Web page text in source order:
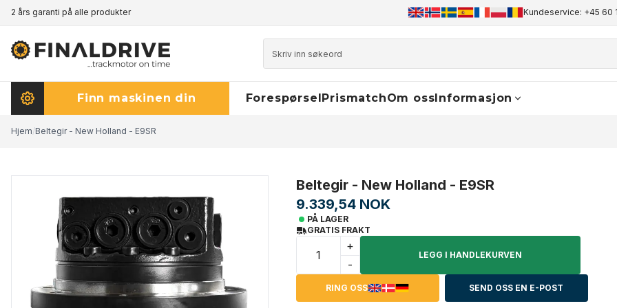
2 års garanti på alle produkterPrisgaranti - klikk her for å lese mer +45 60 17 81 50 info@finaldrive-trackmotors.com
Kundeservice: +45 60
Finn maskinen din ForespørselPrismatchOm ossInformasjon
Hjem/Beltegir - New Holland - E9SR
Beltegir - New Holland - E9SR
9.339,54 NOK
PÅ LAGER
GRATIS FRAKT
+
-
LEGG I HANDLEKURVEN
RING OSS SEND OSS EN E-POST